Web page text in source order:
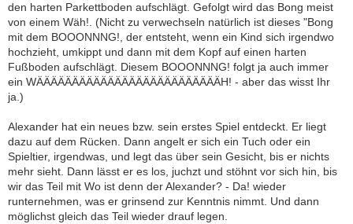
den harten Parkettboden aufschlägt. Gefolgt wird das Bong meist
von einem Wäh!. (Nicht zu verwechseln natürlich ist dieses "Bong
mit dem BOOONNNG!, der entsteht, wenn ein Kind sich irgendwo
hochzieht, umkippt und dann mit dem Kopf auf einen harten
Fußboden aufschlägt. Diesem BOOONNNG! folgt ja auch immer
ein WÄÄÄÄÄÄÄÄÄÄÄÄÄÄÄÄÄÄÄÄÄÄÄÄÄÄH! - aber das wisst Ihr
ja.)
Alexander hat ein neues bzw. sein erstes Spiel entdeckt. Er liegt
dazu auf dem Rücken. Dann angelt er sich ein Tuch oder ein
Spieltier, irgendwas, und legt das über sein Gesicht, bis er nichts
mehr sieht. Dann lässt er es los, juchzt und stöhnt vor sich hin, bis
wir das Teil mit Wo ist denn der Alexander? - Da! wieder
runternehmen, was er grinsend zur Kenntnis nimmt. Und dann
möglichst gleich das Teil wieder drauf legen.